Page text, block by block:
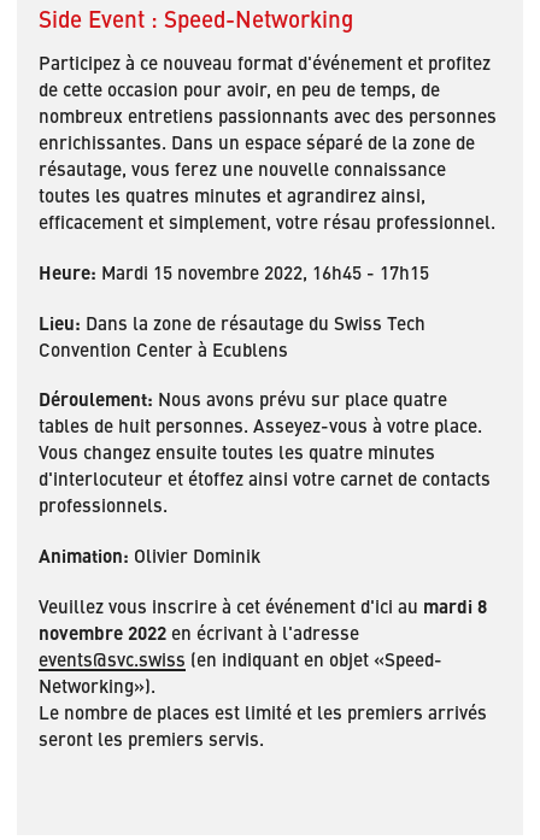
Side Event : Speed-Networking
Participez à ce nouveau format d'événement et profitez
de cette occasion pour avoir, en peu de temps, de
nombreux entretiens passionnants avec des personnes
enrichissantes. Dans un espace séparé de la zone de
résautage, vous ferez une nouvelle connaissance
toutes les quatres minutes et agrandirez ainsi,
efficacement et simplement, votre résau professionnel.
Heure: Mardi 15 novembre 2022, 16h45 - 17h15
Lieu: Dans la zone de résautage du Swiss Tech
Convention Center à Ecublens
Déroulement: Nous avons prévu sur place quatre
tables de huit personnes. Asseyez-vous à votre place.
Vous changez ensuite toutes les quatre minutes
d'interlocuteur et étoffez ainsi votre carnet de contacts
professionnels.
Animation: Olivier Dominik
Veuillez vous inscrire à cet événement d'ici au mardi 8
novembre 2022en écrivant à l'adresse
events@svc.swiss (en indiquant en objet «Speed-
Networking»).
Le nombre de places est limité et les premiers arrivés
seront les premiers servis.